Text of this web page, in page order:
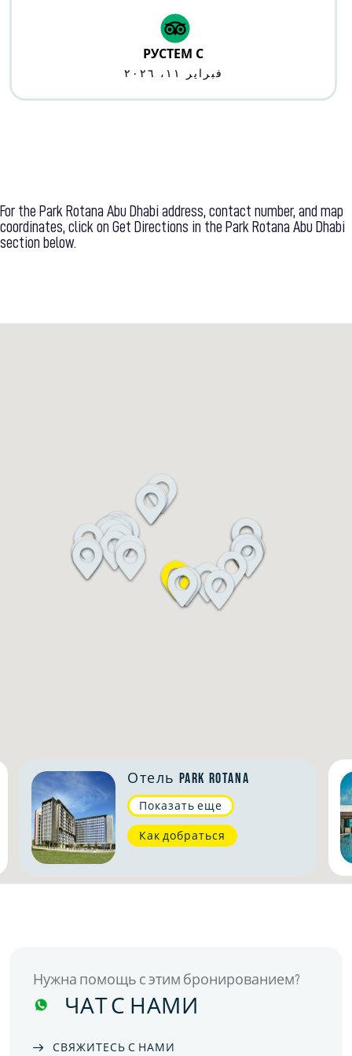
РУСТЕМ С
فبراير ١١، ٢٠٢٦
For the Park Rotana Abu Dhabi address, contact number, and map
coordinates, click on Get Directions in the Park Rotana Abu Dhabi
section below.
Отель Park Rotana
Показать еще
Как добраться
Нужна помощь с этим бронированием?
ЧАТ С НАМИ
СВЯЖИТЕСЬ С НАМИ